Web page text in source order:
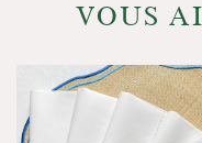
enduit
bordeaux
(lot
VOUS